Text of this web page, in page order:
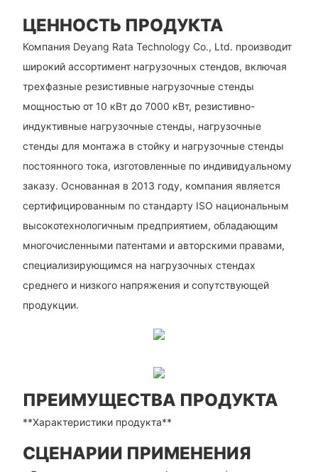
ЦЕННОСТЬ ПРОДУКТА
Компания Deyang Rata Technology Co., Ltd. производит
широкий ассортимент нагрузочных стендов, включая
трехфазные резистивные нагрузочные стенды
мощностью от 10 кВт до 7000 кВт, резистивно-
индуктивные нагрузочные стенды, нагрузочные
стенды для монтажа в стойку и нагрузочные стенды
постоянного тока, изготовленные по индивидуальному
заказу. Основанная в 2013 году, компания является
сертифицированным по стандарту ISO национальным
высокотехнологичным предприятием, обладающим
многочисленными патентами и авторскими правами,
специализирующимся на нагрузочных стендах
среднего и низкого напряжения и сопутствующей
продукции.
ПРЕИМУЩЕСТВА ПРОДУКТА
**Характеристики продукта**
СЦЕНАРИИ ПРИМЕНЕНИЯ